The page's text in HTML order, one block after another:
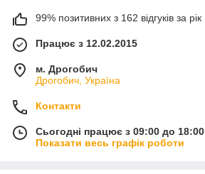
99% позитивних з 162 відгуків за рік
Працює з 12.02.2015
м. Дрогобич
Дрогобич, Україна
Контакти
Сьогодні працює з 09:00 до 18:00
Показати весь графік роботи